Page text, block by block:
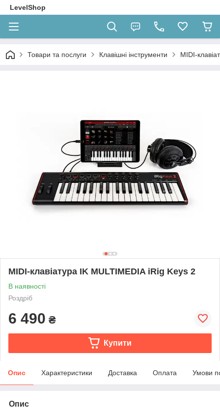
LevelShop
Товари та послуги Клавішні інструменти MIDI-
MIDI-клавіатура IK MULTIMEDIA iRig Keys 2
В наявності
Роздріб
6 490 ₴
Купити
Опис Характеристики Доставка Оплата Умови
Опис